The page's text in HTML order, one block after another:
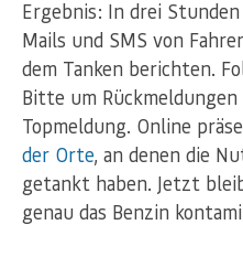
Ergebnis: In drei
Mails und SMS von
dem Tanken berichten.
Bitte um
Topmeldung. Online
der Orte, an denen die
getankt haben. Jetzt
genau das Benzin